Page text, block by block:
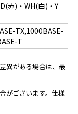
赤)・WH(白)・Y
TX,1000BASE-
T
異がある場合は、最
がございます。仕様